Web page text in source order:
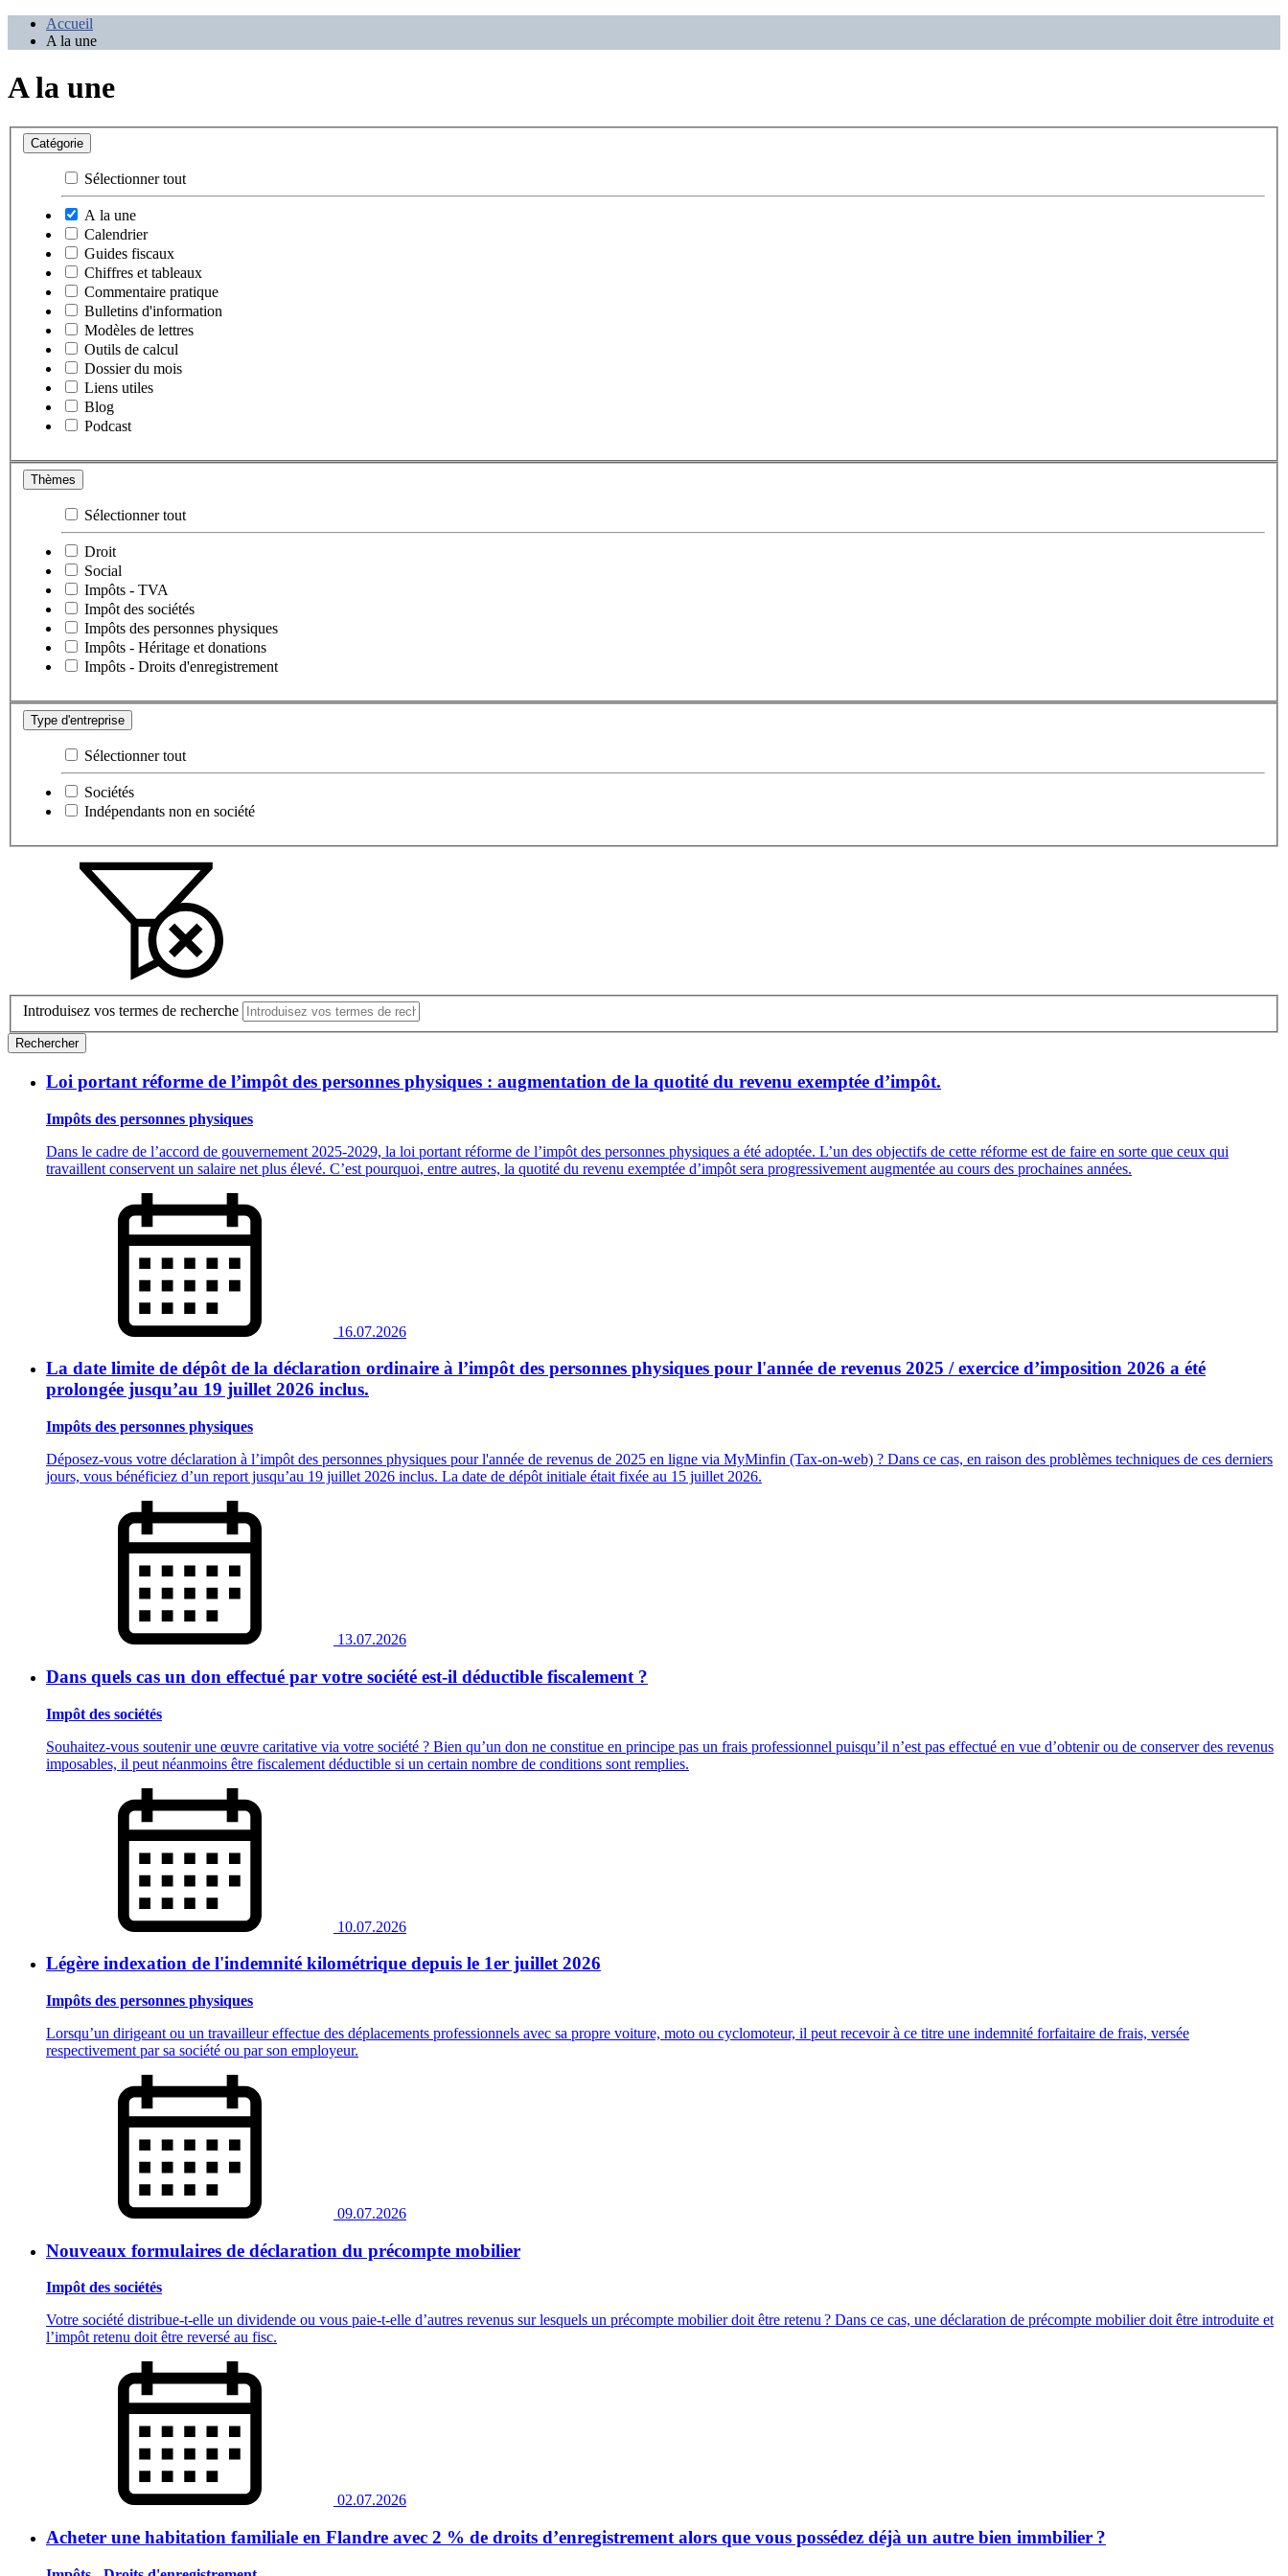
Accueil
A la une
A la une
Catégorie
Sélectionner tout
A la une
Calendrier
Guides fiscaux
Chiffres et tableaux
Commentaire pratique
Bulletins d'information
Modèles de lettres
Outils de calcul
Dossier du mois
Liens utiles
Blog
Podcast
Thèmes
Sélectionner tout
Droit
Social
Impôts - TVA
Impôt des sociétés
Impôts des personnes physiques
Impôts - Héritage et donations
Impôts - Droits d'enregistrement
Type d'entreprise
Sélectionner tout
Sociétés
Indépendants non en société
Introduisez vos termes de recherche
Rechercher
Loi portant réforme de l’impôt des personnes physiques : augmentation de la quotité du revenu exemptée d’impôt.
Impôts des personnes physiques
Dans le cadre de l’accord de gouvernement 2025-2029, la loi portant réforme de l’impôt des personnes physiques a été adoptée. L’un des objectifs de cette réforme est de faire en sorte que ceux qui
travaillent conservent un salaire net plus élevé. C’est pourquoi, entre autres, la quotité du revenu exemptée d’impôt sera progressivement augmentée au cours des prochaines années.
16.07.2026
La date limite de dépôt de la déclaration ordinaire à l’impôt des personnes physiques pour l'année de revenus 2025 / exercice d’imposition 2026 a été
prolongée jusqu’au 19 juillet 2026 inclus.
Impôts des personnes physiques
Déposez-vous votre déclaration à l’impôt des personnes physiques pour l'année de revenus de 2025 en ligne via MyMinfin (Tax-on-web) ? Dans ce cas, en raison des problèmes techniques de ces derniers
jours, vous bénéficiez d’un report jusqu’au 19 juillet 2026 inclus. La date de dépôt initiale était fixée au 15 juillet 2026.
13.07.2026
Dans quels cas un don effectué par votre société est-il déductible fiscalement ?
Impôt des sociétés
Souhaitez-vous soutenir une œuvre caritative via votre société ? Bien qu’un don ne constitue en principe pas un frais professionnel puisqu’il n’est pas effectué en vue d’obtenir ou de conserver des revenus
imposables, il peut néanmoins être fiscalement déductible si un certain nombre de conditions sont remplies.
10.07.2026
Légère indexation de l'indemnité kilométrique depuis le 1er juillet 2026
Impôts des personnes physiques
Lorsqu’un dirigeant ou un travailleur effectue des déplacements professionnels avec sa propre voiture, moto ou cyclomoteur, il peut recevoir à ce titre une indemnité forfaitaire de frais, versée
respectivement par sa société ou par son employeur.
09.07.2026
Nouveaux formulaires de déclaration du précompte mobilier
Impôt des sociétés
Votre société distribue‑t‑elle un dividende ou vous paie‑t‑elle d’autres revenus sur lesquels un précompte mobilier doit être retenu ? Dans ce cas, une déclaration de précompte mobilier doit être introduite et
l’impôt retenu doit être reversé au fisc.
02.07.2026
Acheter une habitation familiale en Flandre avec 2 % de droits d’enregistrement alors que vous possédez déjà un autre bien immbilier ?